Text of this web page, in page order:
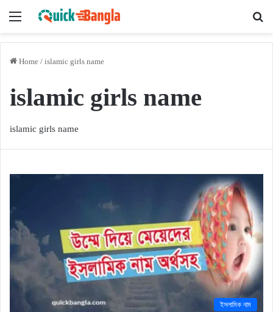
Menu
Home / islamic girls name
islamic girls name
islamic girls name
ইসলামিক নাম